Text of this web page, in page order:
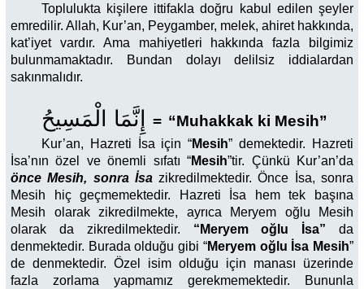
Toplulukta kişilere ittifakla doğru kabul edilen şeyler
emredilir. Allah, Kur’an, Peygamber, melek, ahiret hakkında,
kat’iyet vardır. Ama mahiyetleri hakkında fazla bilgimiz
bulunmamaktadır. Bundan dolayı delilsiz iddialardan
sakınmalıdır.
إِنَّمَا الْمَسِيحُ = “Muhakkak ki Mesih”
Kur’an, Hazreti İsa için “Mesih” demektedir. Hazreti
İsa’nın özel ve önemli sıfatı “Mesih”tir. Çünkü Kur’an’da
önce Mesih, sonra İsazikredilmektedir. Önce İsa, sonra
Mesih hiç geçmemektedir. Hazreti İsa hem tek başına
Mesih olarak zikredilmekte, ayrıca Meryem oğlu Mesih
olarak da zikredilmektedir. “Meryem oğlu İsa” da
denmektedir. Burada olduğu gibi “Meryem oğlu İsa Mesih”
de denmektedir. Özel isim olduğu için manası üzerinde
fazla zorlama yapmamız gerekmemektedir. Bununla